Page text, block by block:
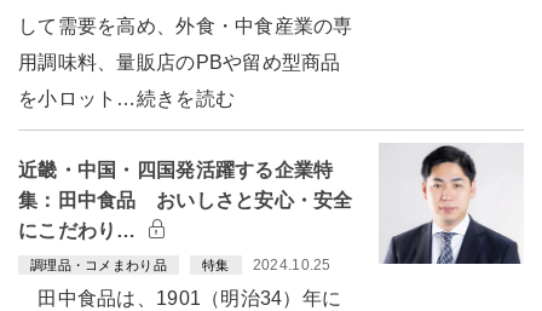
して需要を高め、外食・中食産業の専
用調味料、量販店のPBや留め型商品
を小ロット…続きを読む
近畿・中国・四国発活躍する企業特
集：田中食品 おいしさと安心・安全
にこだわり…
調理品・コメまわり品 特集 2024.10.25
田中食品は、1901（明治34）年に